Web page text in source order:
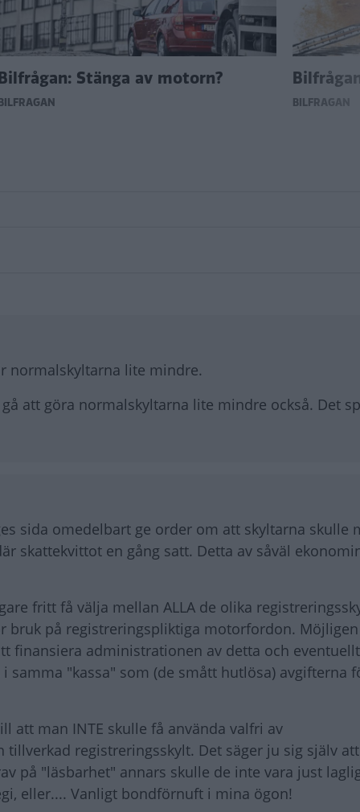
Stänga av motorn?
BILFRÅGAN
normalskyltarna lite mindre.
att göra normalskyltarna lite mindre också. Det
sida omedelbart ge order om att skyltarna skulle
skattekvittot en gång satt. Detta av såväl
fritt få välja mellan ALLA de olika
bruk på registreringspliktiga motorfordon.
finansiera administrationen av detta och eventuellt
samma "kassa" som (de smått hutlösa) avgifterna
att man INTE skulle få använda valfri av
registreringsskylt. Det säger ju sig själv
på "läsbarhet" annars skulle de inte vara just
eller.... Vanligt bondförnuft i mina ögon!